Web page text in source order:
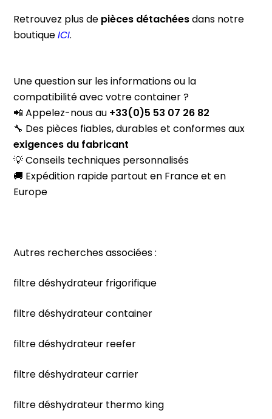
Retrouvez plus depiècesdétachéesdans notre
boutiqueICI.
Une question sur les informations ou la
compatibilité avec votre container ?
📲 Appelez-nous au+33(0)5 53 07 26 82
🔧 Des pièces fiables, durables et conformes aux
exigences du fabricant
💡 Conseils techniques personnalisés
🚚 Expédition rapide partout en France et en
Europe
Autres recherches associées :
filtre déshydrateur frigorifique
filtre déshydrateur container
filtre déshydrateur reefer
filtre déshydrateur carrier
filtre déshydrateur thermo king